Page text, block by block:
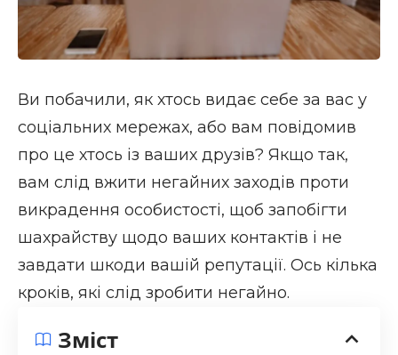
Ви побачили, як хтось видає себе за вас у
соціальних мережах, або вам повідомив
про це хтось із ваших друзів? Якщо так,
вам слід вжити негайних заходів проти
викрадення особистості, щоб запобігти
шахрайству щодо ваших контактів і не
завдати шкоди вашій репутації. Ось кілька
кроків, які слід зробити негайно.
Зміст